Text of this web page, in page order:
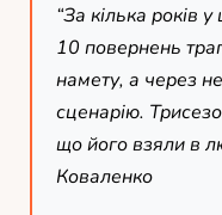
“За кілька років
10 повернень
намету, а через
сценарію.
що його взяли в
Коваленко